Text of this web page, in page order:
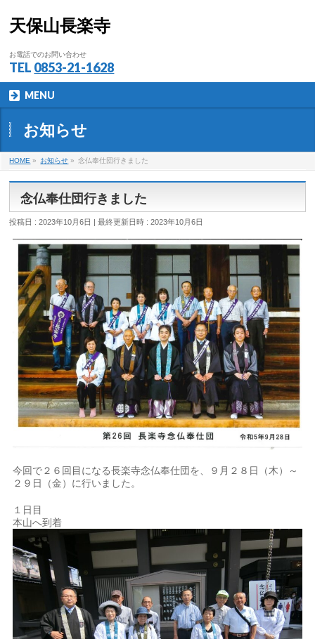
天保山長楽寺
お電話でのお問い合わせ
TEL 0853-21-1628
MENU
お知らせ
HOME » お知らせ » 念仏奉仕団行きました
念仏奉仕団行きました
投稿日 : 2023年10月6日 最終更新日時 : 2023年10月6日
今回で２６回目になる長楽寺念仏奉仕団を、９月２８日（木）～
２９日（金）に行いました。
１日目
本山へ到着